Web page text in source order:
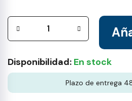
Disponibilidad: En stock
Plazo de entrega